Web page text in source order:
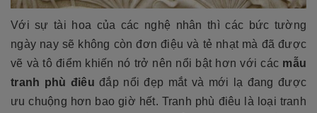
Với sự tài hoa của các nghệ nhân thì các bức tường
ngày nay sẽ không còn đơn điệu và tẻ nhạt mà đã được
vẽ và tô điểm khiến nó trở nên nổi bật hơn với các mẫu
tranh phù điêu đắp nổi đẹp mắt và mới lạ đang được
ưu chuộng hơn bao giờ hết. Tranh phù điêu là loại tranh